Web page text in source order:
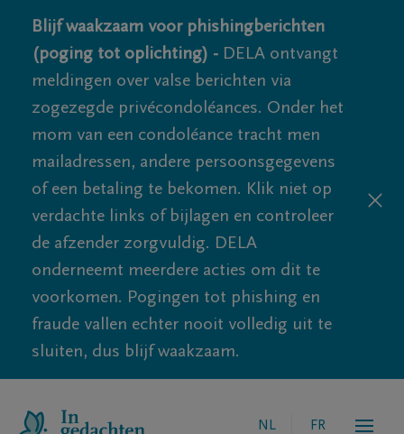
Blijf waakzaam voor phishingberichten
(poging tot oplichting) - DELA ontvangt
meldingen over valse berichten via
zogezegde privécondoléances. Onder het
mom van een condoléance tracht men
mailadressen, andere persoonsgegevens
of een betaling te bekomen. Klik niet op
verdachte links of bijlagen en controleer
de afzender zorgvuldig. DELA
onderneemt meerdere acties om dit te
voorkomen. Pogingen tot phishing en
fraude vallen echter nooit volledig uit te
sluiten, dus blijf waakzaam.
NL FR